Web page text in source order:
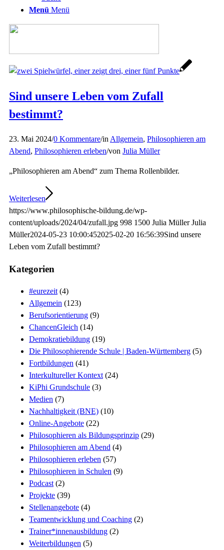
Menü Menü
Sind unsere Leben vom Zufall
bestimmt?
23. Mai 2024/0 Kommentare/in Allgemein, Philosophieren am
Abend, Philosophieren erleben/von Julia Müller
„Philosophieren am Abend“ zum Thema Rollenbilder.
Weiterlesen
https://www.philosophische-bildung.de/wp-
content/uploads/2024/04/zufall.jpg 998 1500 Julia Müller Julia
Müller2024-05-23 10:00:452025-02-20 16:56:39Sind unsere
Leben vom Zufall bestimmt?
Kategorien
#eurezeit (4)
Allgemein (123)
Berufsorientierung (9)
ChancenGleich (14)
Demokratiebildung (19)
Die Philosophierende Schule | Baden-Württemberg (5)
Fortbildungen (41)
Interkultureller Kontext (24)
KiPhi Grundschule (3)
Medien (7)
Nachhaltigkeit (BNE) (10)
Online-Angebote (22)
Philosophieren als Bildungsprinzip (29)
Philosophieren am Abend (4)
Philosophieren erleben (57)
Philosophieren in Schulen (9)
Podcast (2)
Projekte (39)
Stellenangebote (4)
Teamentwicklung und Coaching (2)
Trainer*innenausbildung (2)
Weiterbildungen (5)